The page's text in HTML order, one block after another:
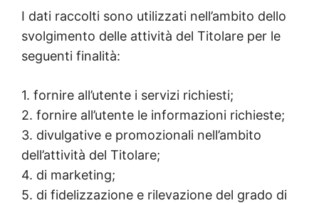
I dati raccolti sono utilizzati nell’ambito dello
svolgimento delle attività del Titolare per le
seguenti finalità:
1. fornire all’utente i servizi richiesti;
2. fornire all’utente le informazioni richieste;
3. divulgative e promozionali nell’ambito
dell’attività del Titolare;
4. di marketing;
5. di fidelizzazione e rilevazione del grado di